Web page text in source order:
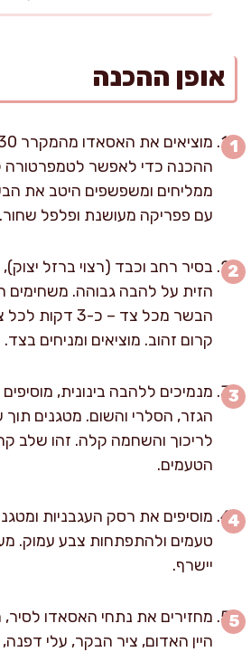
אופן ההכנה
ההכנה כדי לאפשר לטמפרטורה
ממליחים ומשפשפים היטב את
עם פפריקה מעושנת ופלפל שחור.
בסיר רחב וכבד (רצוי ברזל
הזית על להבה גבוהה. משחימים
הבשר מכל צד – כ-
קרום זהוב. מוציאים ומניחים בצד.
מנמיכים ללהבה בינונית,
לריכוך והשחמה קלה. זהו שלב
הטעמים.
טעמים ולהתפתחות צבע עמוק.
יישרף.
מחזירים את נתחי האסאדו
היין האדום, ציר הבקר, עלי דפנה,